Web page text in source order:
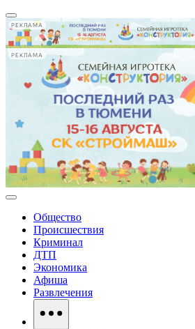
РЕКЛАМА
РЕКЛАМА
Общество
Происшествия
Криминал
ДТП
Экономика
Афиша
Развлечения